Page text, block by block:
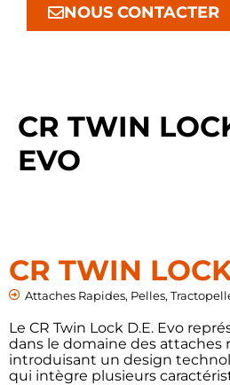
NOUS CONTACTER
CR TWIN
EVO
CR TWIN
Attaches Rapides, Pelles,
Le CR Twin Lock D.E. Evo
dans le domaine des attaches
introduisant un design
qui intègre plusieurs